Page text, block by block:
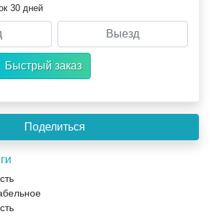
30 дней